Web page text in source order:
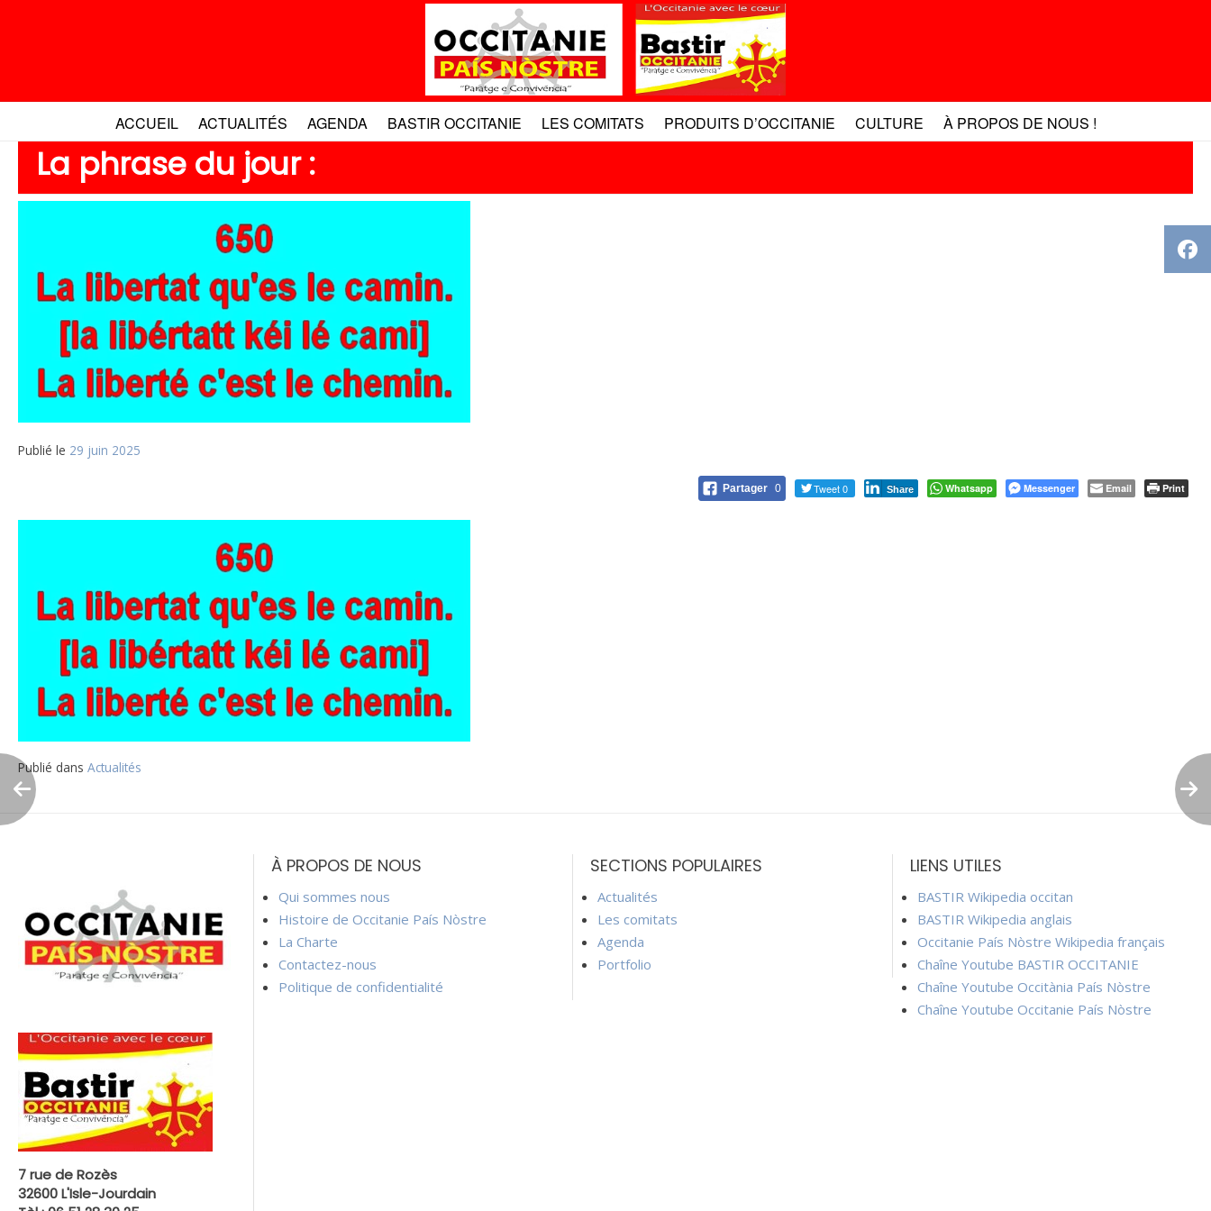
ACCUEIL ACTUALITÉS AGENDA BASTIR OCCITANIE LES COMITATS PRODUITS D’OCCITANIE CULTURE À PROPOS DE NOUS !
La phrase du jour :
Publié le 29 juin 2025
Partager 0 Tweet 0 Share Whatsapp Messenger Email Print
Publié dans Actualités
Navigation
l’article
7 rue de Rozès
32600 L'Isle-Jourdain
À PROPOS DE NOUS
Qui sommes nous
Histoire de Occitanie País Nòstre
La Charte
Contactez-nous
Politique de confidentialité
SECTIONS POPULAIRES
Actualités
Les comitats
Agenda
Portfolio
LIENS UTILES
BASTIR Wikipedia occitan
BASTIR Wikipedia anglais
Occitanie País Nòstre Wikipedia français
Chaîne Youtube BASTIR OCCITANIE
Chaîne Youtube Occitània País Nòstre
Chaîne Youtube Occitanie País Nòstre